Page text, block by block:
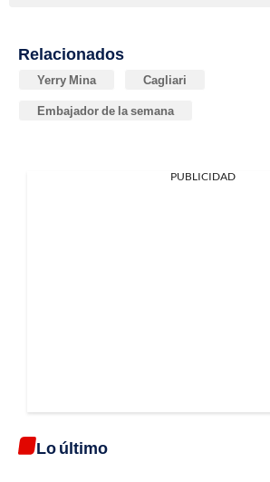
Relacionados
Yerry Mina Cagliari
Embajador de la semana
PUBLICIDAD
Lo último